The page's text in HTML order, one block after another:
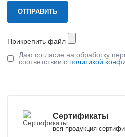
Прикрепить файл
Даю согласие на обработку
соответствии с политикой
Сертификаты
вся продукция